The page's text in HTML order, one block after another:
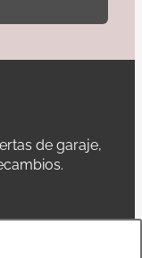
de garaje,